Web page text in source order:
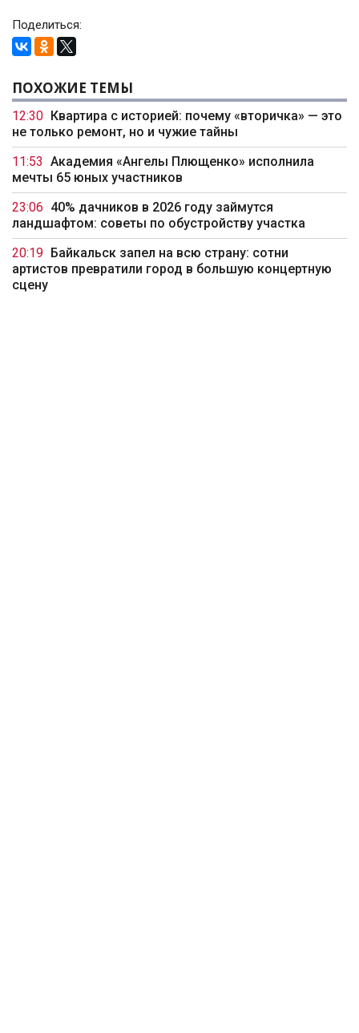
Поделиться:
ПОХОЖИЕ ТЕМЫ
12:30
Квартира с историей: почему «вторичка» — это
не только ремонт, но и чужие тайны
11:53 Академия «Ангелы Плющенко» исполнила
мечты 65 юных участников
23:06 40% дачников в 2026 году займутся
ландшафтом: советы по обустройству участка
20:19
Байкальск запел на всю страну: сотни
артистов превратили город в большую концертную
сцену